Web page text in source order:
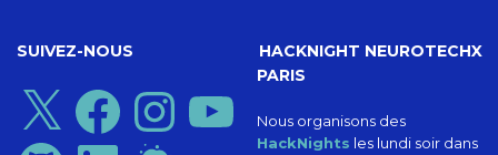
SUIVEZ-NOUS
X FacebookInstagram
GitHub LinkedIn Meetup
HACKNIGHT NEUROTECHX
PARIS
Nous organisons des
HackNights les lundi soir dans